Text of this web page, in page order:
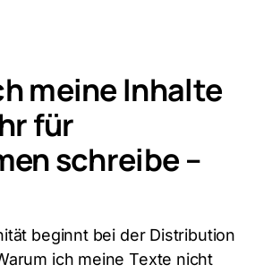
meine Inhalte
für
schreibe –
beginnt bei der Distribution
ich meine Texte nicht